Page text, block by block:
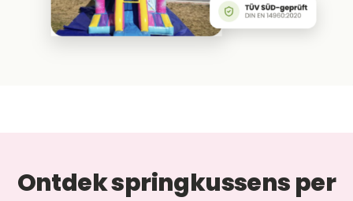
Ontdek springkussens per